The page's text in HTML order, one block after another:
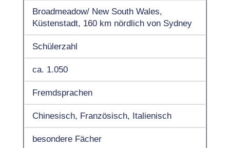
Broadmeadow/ New South Wales,
Küstenstadt, 160 km nördlich von Sydney
Schülerzahl
ca. 1.050
Fremdsprachen
Chinesisch, Französisch, Italienisch
besondere Fächer